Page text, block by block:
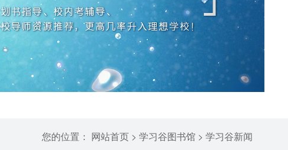
您的位置：
网站首页> 学习谷图书馆> 学习谷新闻